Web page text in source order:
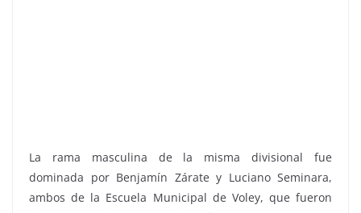
La rama masculina de la misma divisional fue
dominada por Benjamín Zárate y Luciano Seminara,
ambos de la Escuela Municipal de Voley, que fueron